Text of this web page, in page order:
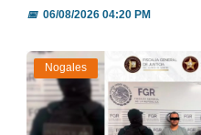
📅06/08/2026 04:20 PM
Nogales